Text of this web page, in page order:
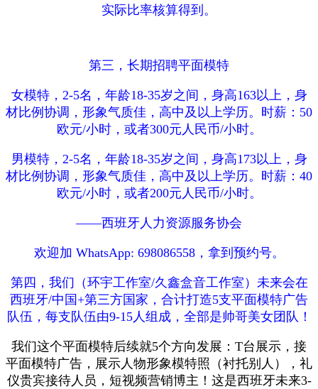
实际比率核算得到。
第三，长期招聘平面模特
女模特，2-5名，年龄18-35岁之间，身高163以上，身
材比例协调，形象气质佳，高中及以上学历。时薪：50
欧元/小时，或者300元人民币/小时。
男模特，2-5名，年龄18-35岁之间，身高173以上，身
材比例协调，形象气质佳，高中及以上学历。时薪：40
欧元/小时，或者200元人民币/小时。
——西班牙人力资源服务协会
欢迎加 WhatsApp: 698086558，拿到预约号。
第四，我们（环宇工作室/久鑫盒音工作室）未来会在
西班牙/中国+第三方国家，合计打造5支平面模特广告
队伍，每支队伍由9-15人组成，全部是帅哥美女团队！
我们这个平面模特后续就5个方向发展：T台展示，接
平面模特广告，展示人物形象模特照（衬托别人），礼
仪贵宾接待人员，短视频营销博主！这是西班牙未来3-